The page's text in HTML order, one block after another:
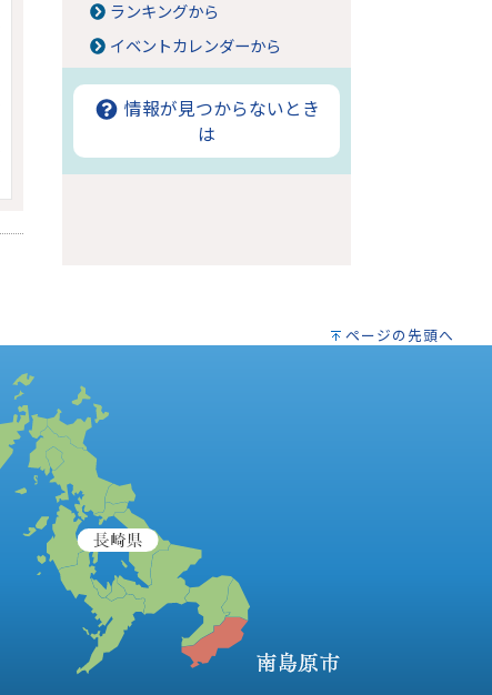
ランキングから
イベントカレンダーから
情報が見つからないとき
は
ページの先頭へ